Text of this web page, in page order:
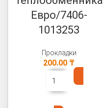
Евро/7406-
1013253
Прокладки
200.00 ₸